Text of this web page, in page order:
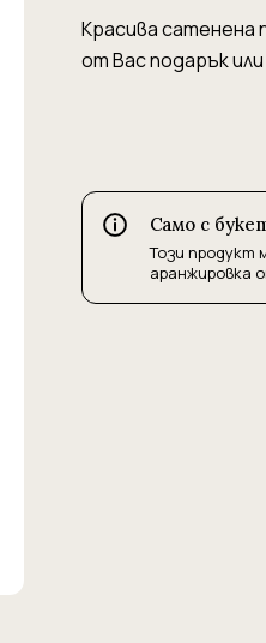
Красива сатенена
от Вас подарък
Само с
Този продукт
аранжировка